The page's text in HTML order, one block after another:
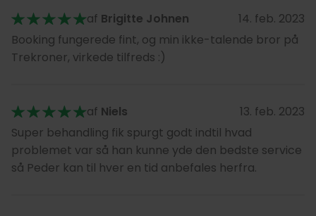
af Brigitte Johnen
14. feb. 2023
Booking fungerede fint, og min ikke-talende bror på
Trekroner, virkede tilfreds :)
af Niels
13. feb. 2023
Super behandling fik spurgt godt indtil hvad
problemet var så han kunne yde den bedste service
så Peder kan til hver en tid anbefales herfra.